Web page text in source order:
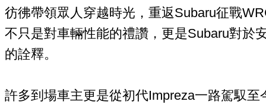
彷彿帶領眾人穿越時光，重返Subaru征戰
不只是對車輛性能的禮讚，更是Subaru對於
的詮釋。
許多到場車主更是從初代Impreza一路駕馭至